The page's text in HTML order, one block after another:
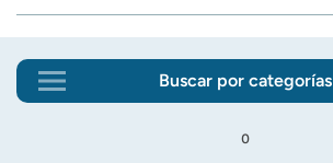
Buscar por categorías
o